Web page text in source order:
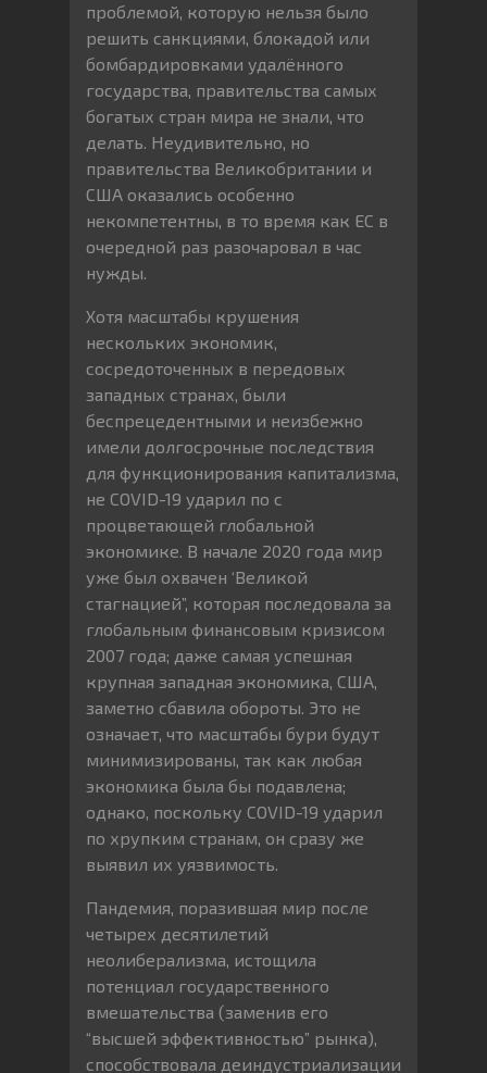
проблемой, которую нельзя было
решить санкциями, блокадой или
бомбардировками удалённого
государства, правительства самых
богатых стран мира не знали, что
делать. Неудивительно, но
правительства Великобритании и
США оказались особенно
некомпетентны, в то время как ЕС в
очередной раз разочаровал в час
нужды.
Хотя масштабы крушения
нескольких экономик,
сосредоточенных в передовых
западных странах, были
беспрецедентными и неизбежно
имели долгосрочные последствия
для функционирования капитализма,
не COVID-19 ударил по с
процветающей глобальной
экономике. В начале 2020 года мир
уже был охвачен ‘Великой
стагнацией”, которая последовала за
глобальным финансовым кризисом
2007 года; даже самая успешная
крупная западная экономика, США,
заметно сбавила обороты. Это не
означает, что масштабы бури будут
минимизированы, так как любая
экономика была бы подавлена;
однако, поскольку COVID-19 ударил
по хрупким странам, он сразу же
выявил их уязвимость.
Пандемия, поразившая мир после
четырех десятилетий
неолиберализма, истощила
потенциал государственного
вмешательства (заменив его
“высшей эффективностью” рынка),
способствовала деиндустриализации